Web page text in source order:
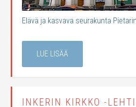
Elävä ja kasvava seurakunta
LUE LISÄÄ
INKERIN KIRKKO -LEHTI